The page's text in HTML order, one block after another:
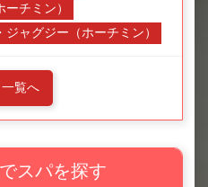
チミン）
ジャグジー（ホーチミン）
一覧へ
スパを探す